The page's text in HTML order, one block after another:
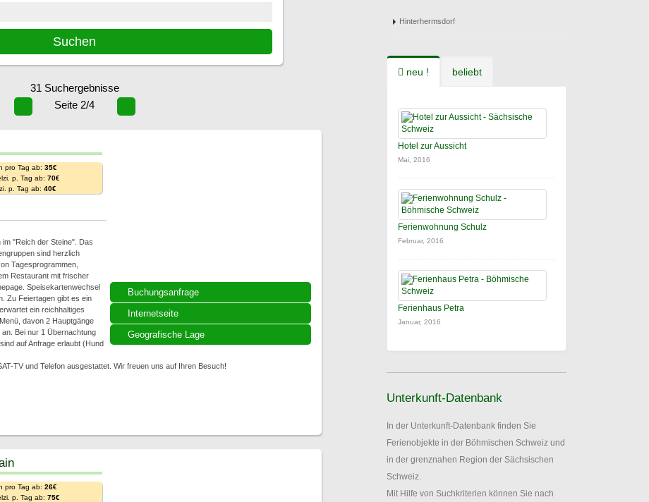
31 Suchergebnisse
Seite 2/4
Buchungsanfrage
Internetseite
Geografische Lage
pro Tag ab: 35€
p. Tag ab: 70€
p. Tag ab: 40€
"Reich der Steine". Das
sind herzlich
Tagesprogrammen,
Restaurant mit frischer
Speisekartenwechsel
Zu Feiertagen gibt es ein
ein reichhaltiges
davon 2 Hauptgänge
Bei nur 1 Übernachtung
auf Anfrage erlaubt (Hund
TV und Telefon ausgestattet. Wir freuen uns auf Ihren Besuch!
pro Tag ab: 26€
p. Tag ab: 75€
Hinterhermsdorf
neu ! beliebt
Hotel zur Aussicht
Mai, 2016
Ferienwohnung Schulz
Februar, 2016
Ferienhaus Petra
Januar, 2016
Unterkunft-Datenbank
In der Unterkunft-Datenbank finden Sie
Ferienobjekte in der Böhmischen Schweiz und
in der grenznahen Region der Sächsischen
Schweiz.
Mit Hilfe von Suchkriterien können Sie nach